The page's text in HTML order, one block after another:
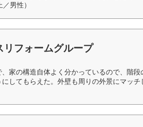
男性）
リフォームグループ
家の構造自体よく分かっているので、階段
してもらえた。外壁も周りの外景にマッチ